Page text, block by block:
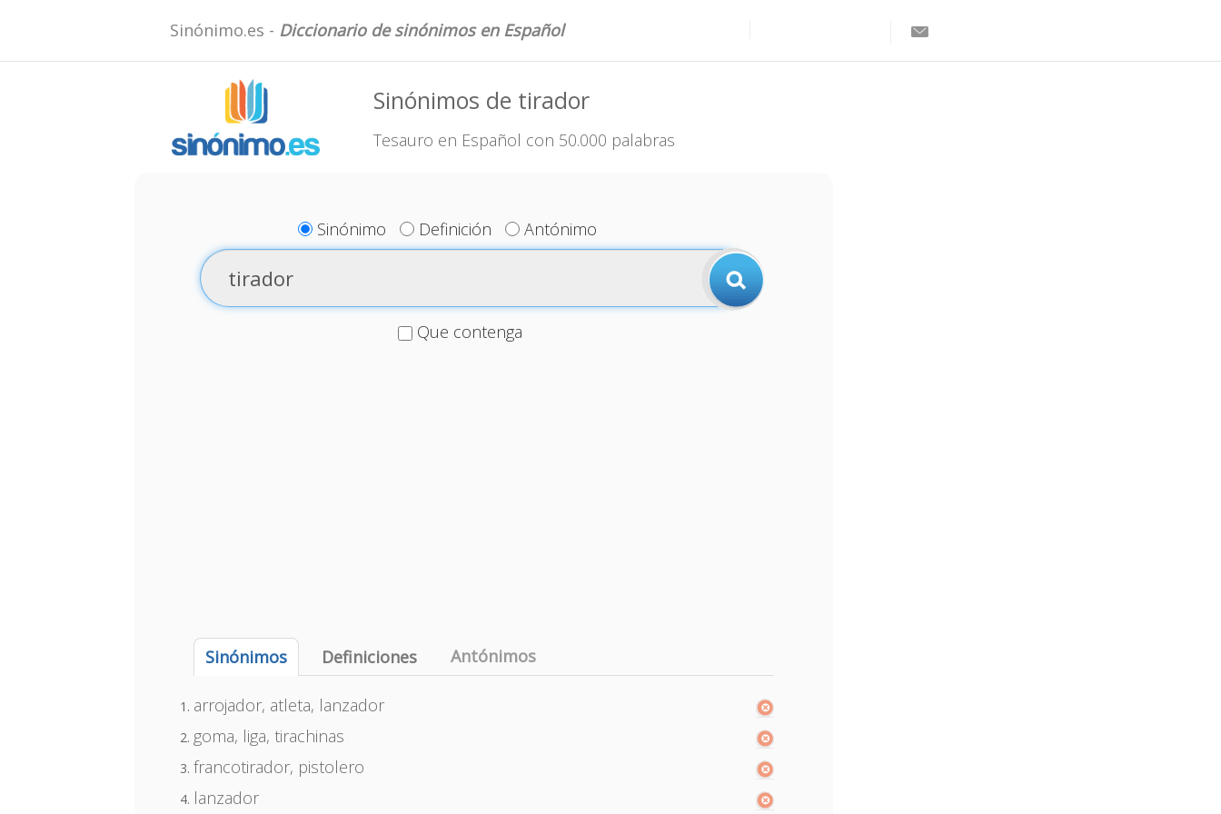
Sinónimo.es - Diccionario de sinónimos en Español
Sinónimos de tirador
Tesauro en Español con 50.000 palabras
Sinónimo Definición Antónimo
Que contenga
Sinónimos Definiciones Antónimos
arrojador, atleta, lanzador
goma, liga, tirachinas
francotirador, pistolero
lanzador